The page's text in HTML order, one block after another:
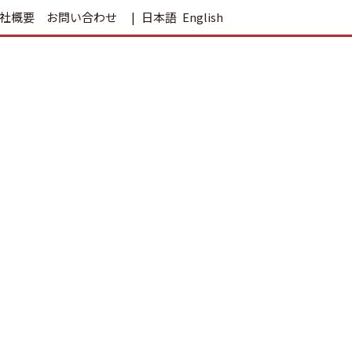
概要 お問い合わせ 日本語 English